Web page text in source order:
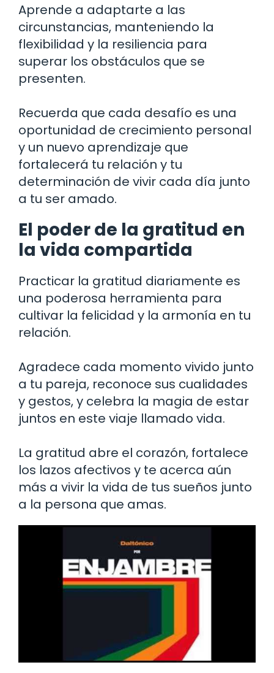
Aprende a adaptarte a las
circunstancias, manteniendo la
flexibilidad y la resiliencia para
superar los obstáculos que se
presenten.
Recuerda que cada desafío es una
oportunidad de crecimiento personal
y un nuevo aprendizaje que
fortalecerá tu relación y tu
determinación de vivir cada día junto
a tu ser amado.
El poder de la gratitud en
la vida compartida
Practicar la gratitud diariamente es
una poderosa herramienta para
cultivar la felicidad y la armonía en tu
relación.
Agradece cada momento vivido junto
a tu pareja, reconoce sus cualidades
y gestos, y celebra la magia de estar
juntos en este viaje llamado vida.
La gratitud abre el corazón, fortalece
los lazos afectivos y te acerca aún
más a vivir la vida de tus sueños junto
a la persona que amas.